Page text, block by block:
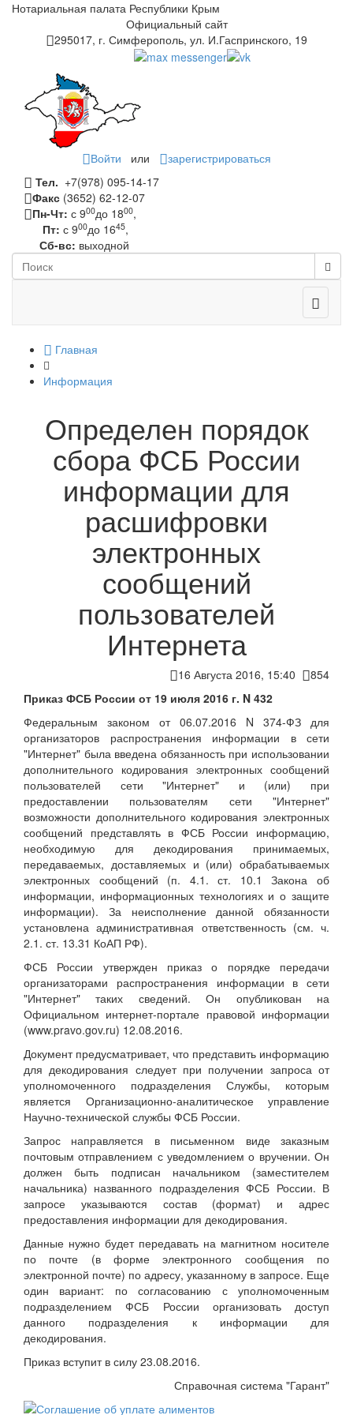
Нотариальная палата Республики Крым
Официальный сайт
295017, г. Симферополь, ул. И.Гаспринского, 19
Войти или
зарегистрироваться
Тел. +7(978) 095-14-17
Факс (3652) 62-12-07
Пн-Чт: с 900до 1800,
Пт: с 900до 1645,
Сб-вс: выходной
Toggle
Главная
Информация
Определен порядок
сбора ФСБ России
информации для
расшифровки
электронных
сообщений
пользователей
Интернета
16 Августа 2016, 15:40
854
Приказ ФСБ России от 19 июля 2016 г. N 432
Федеральным законом от 06.07.2016 N 374-ФЗ для
организаторов распространения информации в сети
"Интернет" была введена обязанность при использовании
дополнительного кодирования электронных сообщений
пользователей сети "Интернет" и (или) при
предоставлении пользователям сети "Интернет"
возможности дополнительного кодирования электронных
сообщений представлять в ФСБ России информацию,
необходимую для декодирования принимаемых,
передаваемых, доставляемых и (или) обрабатываемых
электронных сообщений (п. 4.1. ст. 10.1 Закона об
информации, информационных технологиях и о защите
информации). За неисполнение данной обязанности
установлена административная ответственность (см. ч.
2.1. ст. 13.31 КоАП РФ).
ФСБ России утвержден приказ о порядке передачи
организаторами распространения информации в сети
"Интернет" таких сведений. Он опубликован на
Официальном интернет-портале правовой информации
(www.pravo.gov.ru) 12.08.2016.
Документ предусматривает, что представить информацию
для декодирования следует при получении запроса от
уполномоченного подразделения Службы, которым
является Организационно-аналитическое управление
Научно-технической службы ФСБ России.
Запрос направляется в письменном виде заказным
почтовым отправлением с уведомлением о вручении. Он
должен быть подписан начальником (заместителем
начальника) названного подразделения ФСБ России. В
запросе указываются состав (формат) и адрес
предоставления информации для декодирования.
Данные нужно будет передавать на магнитном носителе
по почте (в форме электронного сообщения по
электронной почте) по адресу, указанному в запросе. Еще
один вариант: по согласованию с уполномоченным
подразделением ФСБ России организовать доступ
данного подразделения к информации для
декодирования.
Приказ вступит в силу 23.08.2016.
Справочная система "Гарант"